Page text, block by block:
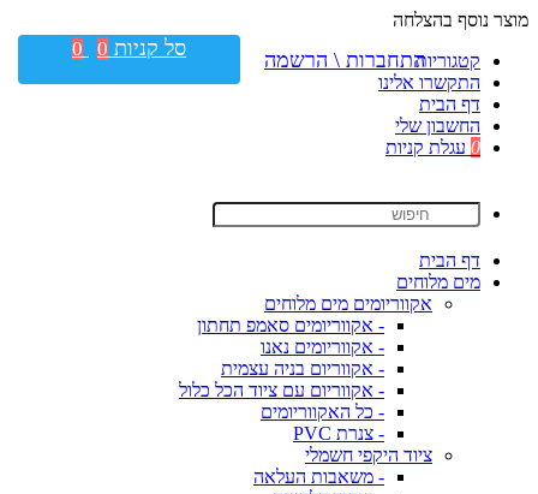
מוצר נוסף בהצלחה
קטגוריות
התקשרו אלינו
דף הבית
החשבון שלי
0 עגלת קניות
דף הבית
מים מלוחים
אקווריומים מים מלוחים
- אקווריומים סאמפ תחתון
- אקווריומים נאנו
- אקווריום בניה עצמית
- אקווריום עם ציוד הכל כלול
- כל האקווריומים
- צנרת PVC
ציוד היקפי חשמלי
- משאבות העלאה
התחברות \ הרשמה סל קניות 0
0